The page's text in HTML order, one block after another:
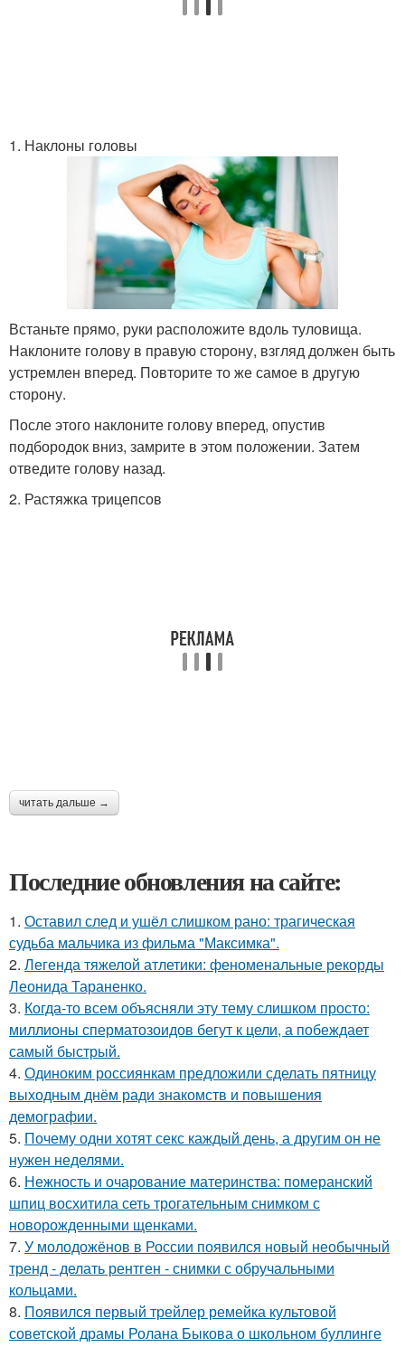
1. Наклоны головы
Встаньте прямо, руки расположите вдоль туловища.
Наклоните голову в правую сторону, взгляд должен быть
устремлен вперед. Повторите то же самое в другую
сторону.
После этого наклоните голову вперед, опустив
подбородок вниз, замрите в этом положении. Затем
отведите голову назад.
2. Растяжка трицепсов
читать дальше →
Последние обновления на сайте:
1. Оставил след и ушёл слишком рано: трагическая
судьба мальчика из фильма "Максимка".
2. Легенда тяжелой атлетики: феноменальные рекорды
Леонида Тараненко.
3. Когда-то всем объясняли эту тему слишком просто:
миллионы сперматозоидов бегут к цели, а побеждает
самый быстрый.
4. Одиноким россиянкам предложили сделать пятницу
выходным днём ради знакомств и повышения
демографии.
5. Почему одни хотят секс каждый день, а другим он не
нужен неделями.
6. Нежность и очарование материнства: померанский
шпиц восхитила сеть трогательным снимком с
новорожденными щенками.
7. У молодожёнов в России появился новый необычный
тренд - делать рентген - снимки с обручальными
кольцами.
8. Появился первый трейлер ремейка культовой
советской драмы Ролана Быкова о школьном буллинге